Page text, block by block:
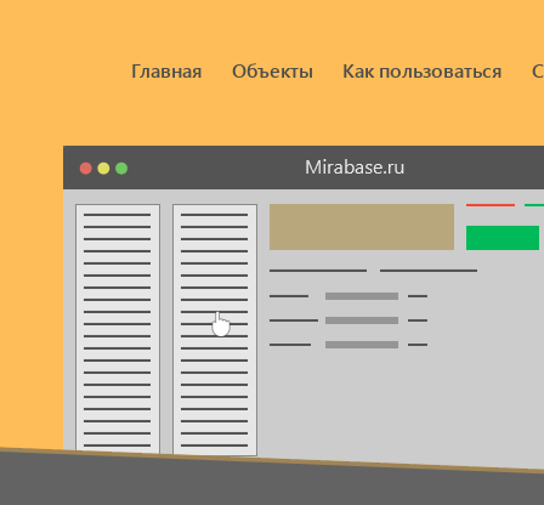
Главная Объекты Как пользоваться